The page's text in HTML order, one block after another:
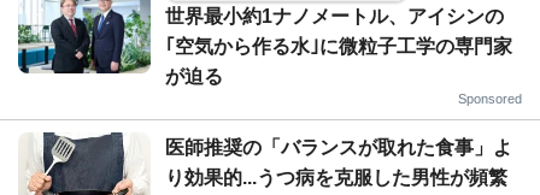
世界最小約1ナノメートル、アイシンの
｢空気から作る水｣に微粒子工学の専門家
が迫る
Sponsored
医師推奨の「バランスが取れた食事」よ
り効果的...うつ病を克服した男性が頻繁